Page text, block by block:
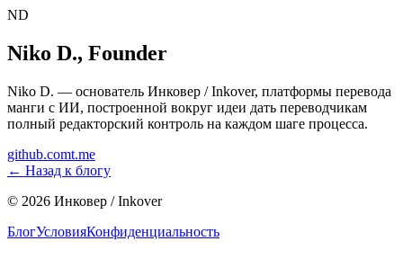
ND
Niko D., Founder
Niko D. — основатель Инковер / Inkover, платформы перевода
манги с ИИ, построенной вокруг идеи дать переводчикам
полный редакторский контроль на каждом шаге процесса.
github.comt.me
← Назад к блогу
© 2026 Инковер / Inkover
БлогУсловияКонфиденциальность